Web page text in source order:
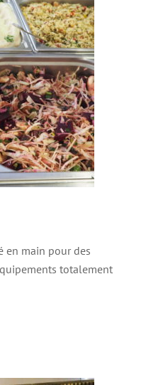
en main pour des
totalement